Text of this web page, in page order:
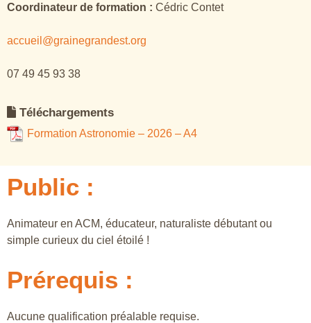
Public :
Animateur en ACM, éducateur, naturaliste débutant ou
simple curieux du ciel étoilé !
Prérequis :
Aucune qualification préalable requise.
Coordinateur de formation : Cédric Contet
accueil@grainegrandest.org
07 49 45 93 38
Téléchargements
Formation Astronomie – 2026 – A4